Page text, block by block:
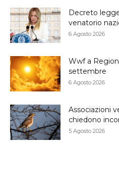
Decreto
venatorio
6 Agosto 2026
Wwf a
settembre
6 Agosto 2026
Associazioni
chiedono
5 Agosto 2026